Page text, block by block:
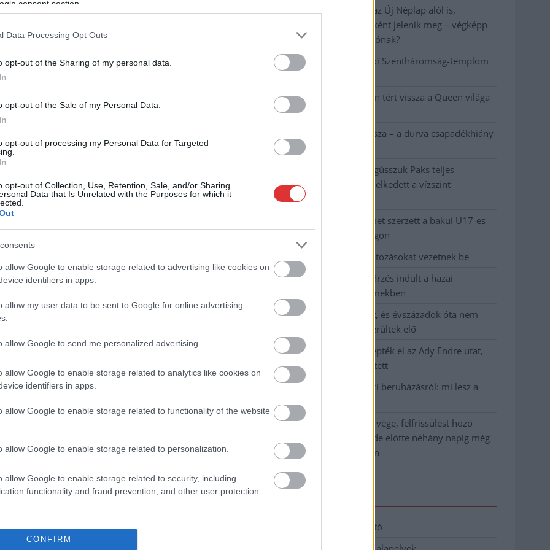
consent section.
Data Processing Opt Outs
opt-out of the Sharing of my personal data.
opt-out of the Sale of my Personal Data.
opt-out of processing my Personal Data for Targeted
opt-out of Collection, Use, Retention, Sale, and/or Sharing
Data that Is Unrelated with the Purposes for which it
allow Google to enable storage related to advertising like cookies on
identifiers in apps.
allow my user data to be sent to Google for online advertising
allow Google to send me personalized advertising.
allow Google to enable storage related to analytics like cookies on
identifiers in apps.
allow Google to enable storage related to functionality of the website
allow Google to enable storage related to personalization.
allow Google to enable storage related to security, including
functionality and fraud prevention, and other user protection.
CONFIRM
póló volt a Maradona iránti tiszteletből. A spanyol bíró a
az argentin sajtó azonban nehezen tudta ezt megemészteni.
hollandok edzőjével, Edgar Davidsnek, az ellenfél
edző közé kellett ugrania. Utólag elmondta az argentin,
a meccs előtt nyilatkozott. Mármint azt, hogy Messi nem
Catuffe / Getty Images
START, a Volánbusz és a MÁV-HÉV járatai
Kiss Lajos
a
Csákváron pedig el
közben egy
igazán brutális
is fog...
2026.07.30. Fazekas Adrián
létszámú válogatott utazik az
Minden idők egyik legnépesebb
a hazai atlétika a jövő héten
megrendezendő U20-as...
A NER kihúzta a talajt az Új Néplap alól is,
immáron csak hetilapként jelenik meg – végképp
vége a nyomtatott sajtónak?
Befejeződött a szolnoki Szentháromság-templom
Szimfonikus köntösben tért vissza a Queen világa
a fővárosba
Ilyen, amikor „fél” a Tisza – a durva csapadékhiány
nagyon meglátszik
Lehet, hogy mégis megússzuk Paks teljes
leállítását, némileg emelkedett a vízszint
(VIDEÓVAL)
Tugyi Zétény ezüstérmet szerzett a bakui U17-es
birkózó-világbajnokságon
Jászberényben is korlátozásokat vezetnek be
Átfogó országos ellenőrzés indult a hazai
akkumulátoripari üzemekben
A Tisza visszahúzódott, és évszázadok óta nem
látott maradványok kerültek elő
Mentők és rendőrök lepték el az Ady Endre utat,
egy kerékpáros is érintett
Parázs vita a Fiumei úti beruházásról: mi lesz a
Végre látszik az alagút vége, felfrissülést hozó
hidegfront közeledik, de előtte néhány napig még
pokoli rekordhőség jön
Elérhetőség
Adatkezelési tájékoztató